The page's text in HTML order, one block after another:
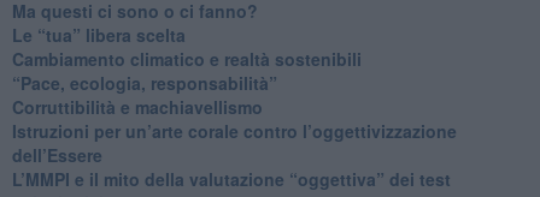
​Ma questi ci sono o ci fanno?
​Le “tua” libera scelta
Cambiamento climatico e realtà sostenibili
“Pace, ecologia, responsabilità”
​Corruttibilità e machiavellismo
Istruzioni per un’arte corale contro l’oggettivizzazione
dell’Essere
​L’MMPI e il mito della valutazione “oggettiva” dei test